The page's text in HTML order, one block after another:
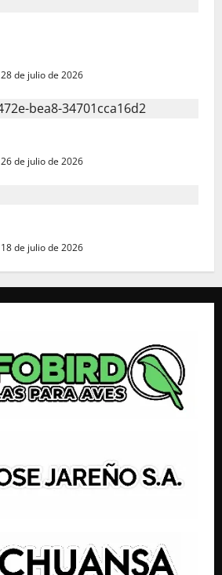
28 de julio de 2026
26 de julio de 2026
18 de julio de 2026